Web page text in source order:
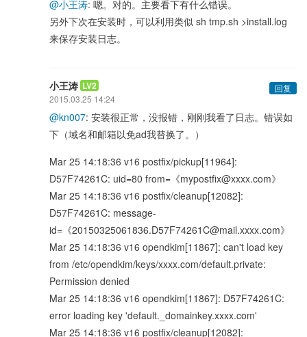
@小王涛: 嗯。对的。主要看下有什么错误。
另外下次在安装时，可以利用类似 sh tmp.sh >install.log
来保存安装日志。
小王涛 LV2
回复
2015.03.25 14:24
@kn007: 安装很正常，没报错，刚刚我看了日志。错误如
下（域名和邮箱以免ad我替换了。）
Mar 25 14:18:36 v16 postfix/pickup[11964]:
D57F74261C: uid=80 from=《mypostfix@xxxx.com》
Mar 25 14:18:36 v16 postfix/cleanup[12082]:
D57F74261C: message-
id=《20150325061836.D57F74261C@mail.xxxx.com》
Mar 25 14:18:36 v16 opendkim[11867]: can't load key
from /etc/opendkim/keys/xxxx.com/default.private:
Permission denied
Mar 25 14:18:36 v16 opendkim[11867]: D57F74261C:
error loading key 'default._domainkey.xxxx.com'
Mar 25 14:18:36 v16 postfix/cleanup[12082]: